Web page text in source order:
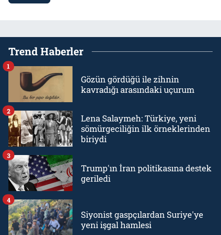
Trend Haberler
Gözün gördüğü ile zihnin
kavradığı arasındaki uçurum
1
Lena Salaymeh: Türkiye, yeni
sömürgeciliğin ilk örneklerinden
biriydi
2
Trump'ın İran politikasına destek
geriledi
3
Siyonist gaspçılardan Suriye'ye
yeni işgal hamlesi
4